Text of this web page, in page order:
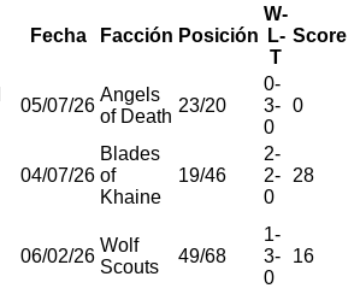
Fecha Facción Posición
W-
L-
T
Score
05/07/26
Angels
of Death
23/20
0-
3-
0
0
04/07/26
Blades
of
Khaine
19/46
2-
2-
0
28
06/02/26
Wolf
Scouts
49/68
1-
3-
0
16